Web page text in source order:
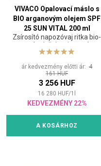
VIVACO Opalovací máslo s
BIO arganovým olejem SPF
25 SUN VITAL 200 ml
Zsírosító napozóvaj ritka bio-
argánolajjal az intenzív,
gyors és hosszan tartó
ár kedvezmény előtti ár: 4
161 HUF
3 256 HUF
16 280 HUF/1
KEDVEZMÉNY 22%
A KOSÁRHOZ